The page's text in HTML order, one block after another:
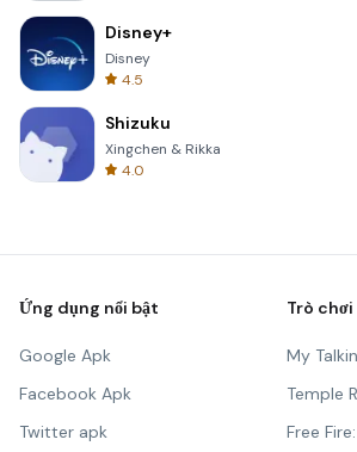
Disney+
Disney
4.5
Shizuku
Xingchen & Rikka
4.0
Ứng dụng nổi bật
Google Apk
Facebook Apk
Twitter apk
Trò chơi
My
Temple
Free